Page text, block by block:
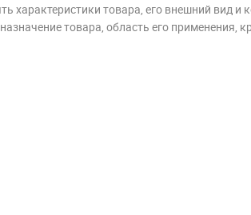
характеристики товара, его внешний вид и
товара, область его применения,